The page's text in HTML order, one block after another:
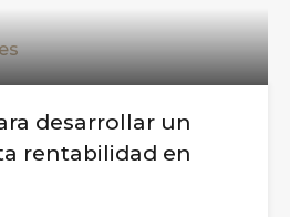
desarrollar un
rentabilidad en